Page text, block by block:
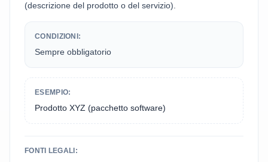
(descrizione del prodotto o del servizio).
CONDIZIONI:
Sempre obbligatorio
ESEMPIO:
Prodotto XYZ (pacchetto software)
FONTI LEGALI: